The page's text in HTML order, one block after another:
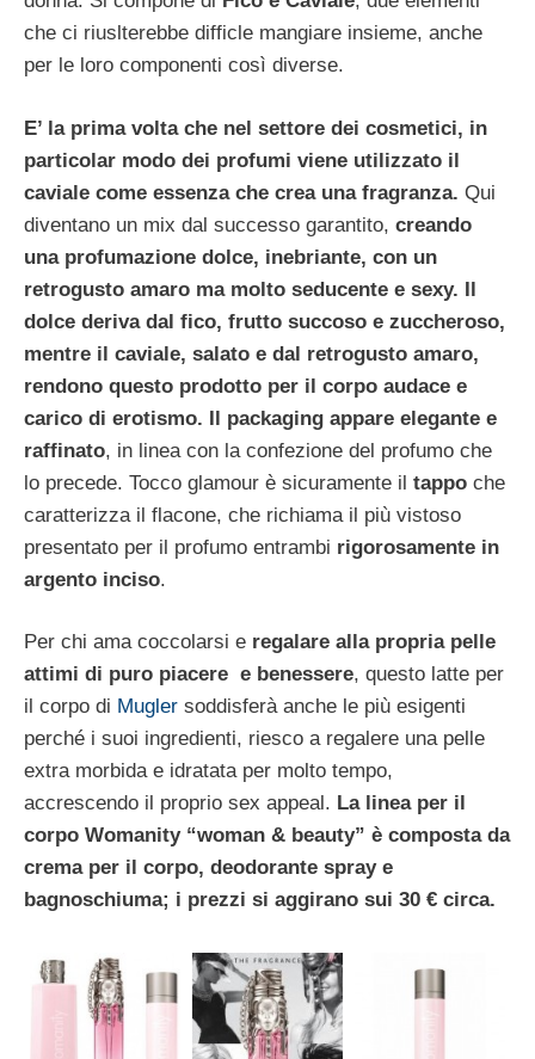
che ci riuslterebbe difficle mangiare insieme, anche
per le loro componenti così diverse.
E’ la prima volta che nel settore dei cosmetici, in
particolar modo dei profumi viene utilizzato il
caviale come essenza che crea una fragranza. Qui
diventano un mix dal successo garantito, creando
una profumazione dolce, inebriante, con un
retrogusto amaro ma molto seducente e sexy. Il
dolce deriva dal fico, frutto succoso e zuccheroso,
mentre il caviale, salato e dal retrogusto amaro,
rendono questo prodotto per il corpo audace e
carico di erotismo. Il packaging appare elegante e
raffinato, in linea con la confezione del profumo che
lo precede. Tocco glamour è sicuramente il tappo che
caratterizza il flacone, che richiama il più vistoso
presentato per il profumo entrambi rigorosamente in
argento inciso.
Per chi ama coccolarsi e regalare alla propria pelle
attimi di puro piacere e benessere, questo latte per
il corpo di Mugler soddisferà anche le più esigenti
perché i suoi ingredienti, riesco a regalere una pelle
extra morbida e idratata per molto tempo,
accrescendo il proprio sex appeal. La linea per il
corpo Womanity “woman & beauty” è composta da
crema per il corpo, deodorante spray e
bagnoschiuma; i prezzi si aggirano sui 30 € circa.